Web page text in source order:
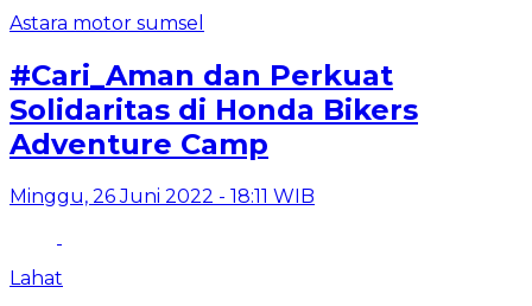
Astara motor sumsel
#Cari_Aman dan Perkuat
Solidaritas di Honda Bikers
Adventure Camp
Minggu, 26 Juni 2022 - 18:11 WIB
Lahat